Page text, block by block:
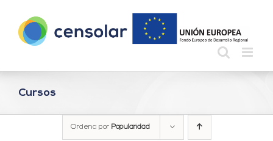
contenido
Cursos
Ordena por Popularidad